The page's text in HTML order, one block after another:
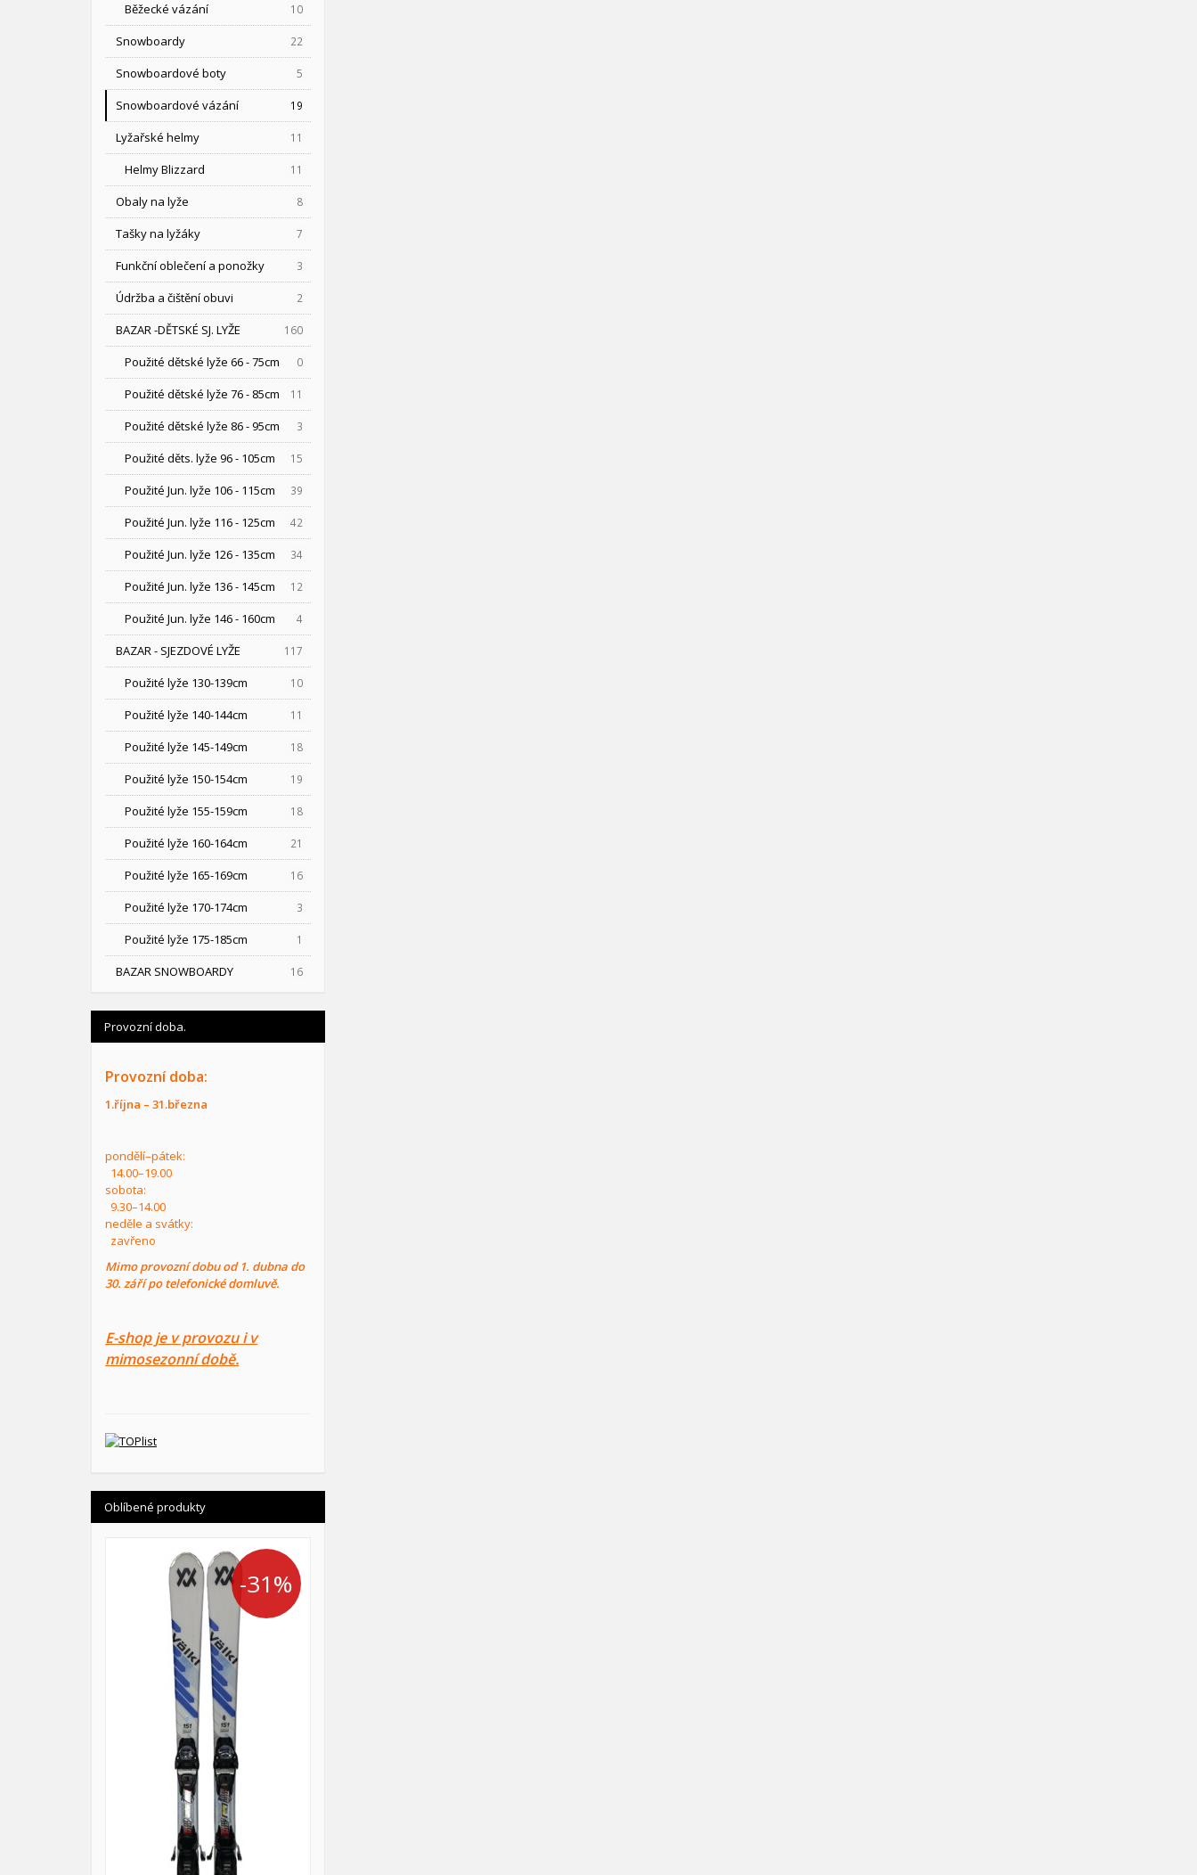
Běžecké vázání 10
Snowboardy 22
Snowboardové boty 5
Snowboardové vázání 19
Lyžařské helmy 11
Helmy Blizzard 11
Obaly na lyže 8
Tašky na lyžáky 7
Funkční oblečení a ponožky 3
Údržba a čištění obuvi 2
BAZAR -DĚTSKÉ SJ. LYŽE 160
Použité dětské lyže 66 - 75cm 0
Použité dětské lyže 76 - 85cm 11
Použité dětské lyže 86 - 95cm 3
Použité děts. lyže 96 - 105cm 15
Použité Jun. lyže 106 - 115cm 39
Použité Jun. lyže 116 - 125cm 42
Použité Jun. lyže 126 - 135cm 34
Použité Jun. lyže 136 - 145cm 12
Použité Jun. lyže 146 - 160cm 4
BAZAR - SJEZDOVÉ LYŽE 117
Použité lyže 130-139cm 10
Použité lyže 140-144cm 11
Použité lyže 145-149cm 18
Použité lyže 150-154cm 19
Použité lyže 155-159cm 18
Použité lyže 160-164cm 21
Použité lyže 165-169cm 16
Použité lyže 170-174cm 3
Použité lyže 175-185cm 1
BAZAR SNOWBOARDY 16
Provozní doba.
Provozní doba:
1.října – 31.března
pondělí–pátek:
14.00–19.00
sobota:
9.30–14.00
neděle a svátky:
zavřeno
Mimo provozní dobu od 1. dubna do
30. září po telefonické domluvě.
E-shop je v provozu i v
mimosezonní době.
Oblíbené produkty
-31%